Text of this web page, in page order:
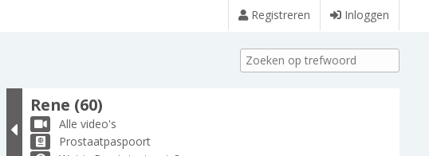
Registreren Inloggen
Rene (60)
Alle video's
Prostaatpaspoort